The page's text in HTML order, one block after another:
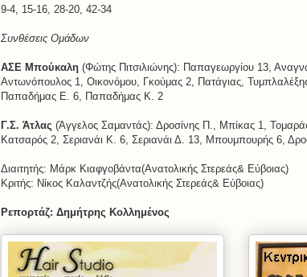
9-4, 15-16, 28-20, 42-34
Συνθέσεις Ομάδων
ΑΣΕ Μπούκαλη (Φώτης Πιτσιλιώνης): Παπαγεωργίου 13,
Αντωνόπουλος 1, Οικονόμου, Γκούμας 2, Πατάγιας,
Παπαδήμας Ε. 6, Παπαδήμας Κ. 2
Γ.Σ. Άτλας (Άγγελος Σαμαντάς): Δροσίνης Π., Μπίκας 1,
Κατσαρός 2, Σεριανάι Κ. 6, Σεριανάι Δ. 13, Μπουμπουρής 6,
Διαιτητής: Μάρκ Κιαφγοβάντα(Ανατολικής Στερεάς& Εύβοιας)
Κριτής: Νίκος Καλαντζής(Ανατολικής Στερεάς& Εύβοιας)
Ρεπορτάζ: Δημήτρης Κολλημένος